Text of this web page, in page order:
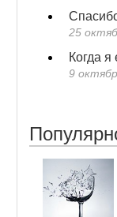
25
Когда
9